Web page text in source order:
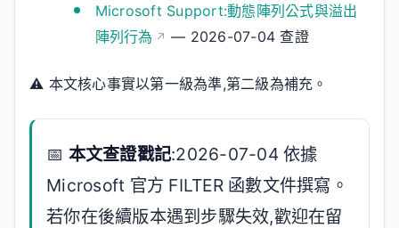
Microsoft Support:動態陣列公式與溢出
陣列行為
— 2026-07-04 查證
⚠️ 本文核心事實以第一級為準,第二級為補充。
📅 本文查證戳記:2026-07-04 依據
Microsoft 官方 FILTER 函數文件撰寫。
若你在後續版本遇到步驟失效,歡迎在留